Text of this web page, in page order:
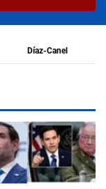
Díaz-Canel